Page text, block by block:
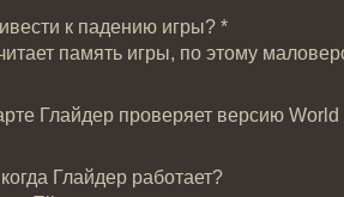
к падению игры? *
память игры, по этому
Глайдер проверяет версию
Глайдер работает?